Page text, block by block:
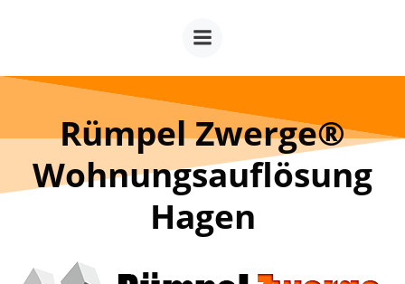
Inhalt
Rümpel Zwerge®
Wohnungsauflösung
Hagen